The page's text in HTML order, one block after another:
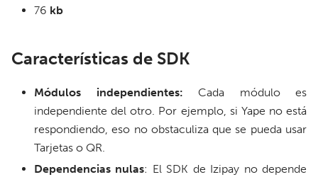
76 kb
Características de SDK
Módulos independientes: Cada módulo es
independiente del otro. Por ejemplo, si Yape no está
respondiendo, eso no obstaculiza que se pueda usar
Tarjetas o QR.
Dependencias nulas: El SDK de Izipay no depende